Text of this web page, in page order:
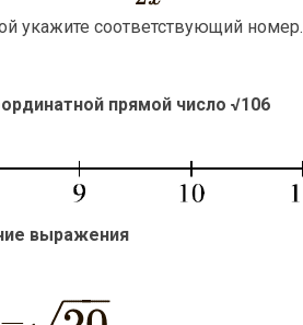
укажите соответствующий номер.
прямой число √106
выражения